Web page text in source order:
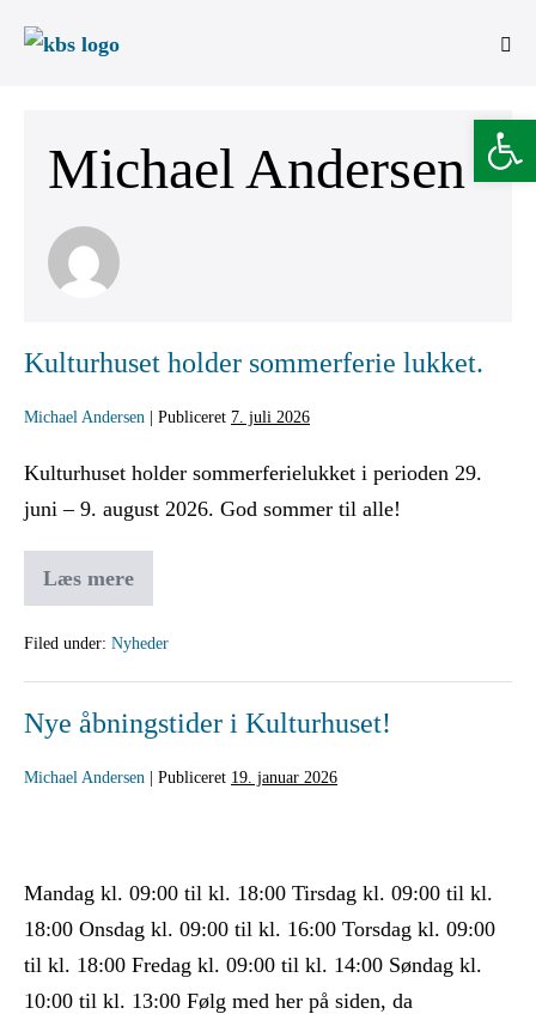
Michael Andersen
Kulturhuset holder sommerferie lukket.
Michael Andersen Publiceret 7. juli 2026
Kulturhuset holder sommerferielukket i perioden 29.
juni – 9. august 2026. God sommer til alle!
Læs mere
Filed under: Nyheder
Nye åbningstider i Kulturhuset!
Michael Andersen Publiceret 19. januar 2026
Mandag kl. 09:00 til kl. 18:00 Tirsdag kl. 09:00 til kl.
18:00 Onsdag kl. 09:00 til kl. 16:00 Torsdag kl. 09:00
til kl. 18:00 Fredag kl. 09:00 til kl. 14:00 Søndag kl.
10:00 til kl. 13:00 Følg med her på siden, da